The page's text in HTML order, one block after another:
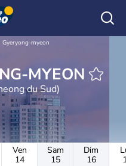
Gyeryong-myeon
MYEON
du Sud)
Ven
14
Sam
15
Dim
16